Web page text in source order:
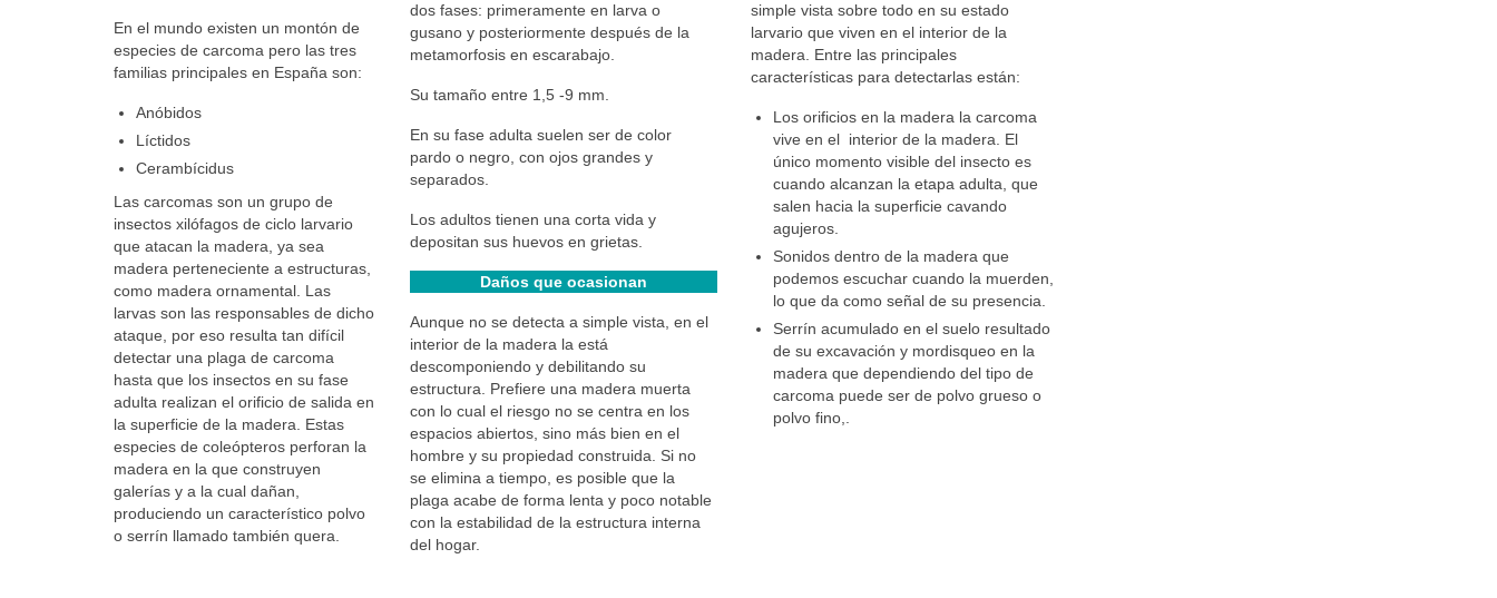
En el mundo existen un montón de
especies de carcoma pero las tres
familias principales en España son:
Anóbidos
Líctidos
Cerambícidus
Las carcomas son un grupo de
insectos xilófagos de ciclo larvario
que atacan la madera, ya sea
madera perteneciente a estructuras,
como madera ornamental. Las
larvas son las responsables de dicho
ataque, por eso resulta tan difícil
detectar una plaga de carcoma
hasta que los insectos en su fase
adulta realizan el orificio de salida en
la superficie de la madera. Estas
especies de coleópteros perforan la
madera en la que construyen
galerías y a la cual dañan,
produciendo un característico polvo
o serrín llamado también quera.
dos fases: primeramente en larva o
gusano y posteriormente después de la
metamorfosis en escarabajo.
Su tamaño entre 1,5 -9 mm.
En su fase adulta suelen ser de color
pardo o negro, con ojos grandes y
separados.
Los adultos tienen una corta vida y
depositan sus huevos en grietas.
Daños que ocasionan
Aunque no se detecta a simple vista, en el
interior de la madera la está
descomponiendo y debilitando su
estructura. Prefiere una madera muerta
con lo cual el riesgo no se centra en los
espacios abiertos, sino más bien en el
hombre y su propiedad construida. Si no
se elimina a tiempo, es posible que la
plaga acabe de forma lenta y poco notable
con la estabilidad de la estructura interna
del hogar.
simple vista sobre todo en su estado
larvario que viven en el interior de la
madera. Entre las principales
características para detectarlas están:
Los orificios en la madera la carcoma
vive en el interior de la madera. El
único momento visible del insecto es
cuando alcanzan la etapa adulta, que
salen hacia la superficie cavando
agujeros.
Sonidos dentro de la madera que
podemos escuchar cuando la muerden,
lo que da como señal de su presencia.
Serrín acumulado en el suelo resultado
de su excavación y mordisqueo en la
madera que dependiendo del tipo de
carcoma puede ser de polvo grueso o
polvo fino,.